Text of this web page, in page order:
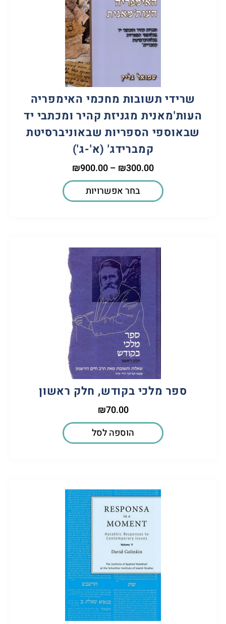
שרידי תשובות מחכמי האימפריה
העות'מאנית מגניזת קהיר ומכתבי יד
שבאוספי הספריות שבאוניברסיטת
קמברידג' (א'-ג')
₪300.00
–
₪900.00
בחר אפשרויות
ספר מלכי בקודש, חלק ראשון
₪70.00
הוספה לסל